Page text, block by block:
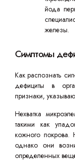
йода
железы.
Симптомы
Как распознать
дефициты в
признаки,
Нехватка
такими как
кожного
однако они
определенных